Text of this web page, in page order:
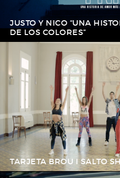
JUSTO Y NICO “UNA
DE LOS COLORES”
TARJETA BROU I SALTO